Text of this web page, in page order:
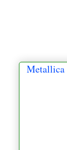
Metallica